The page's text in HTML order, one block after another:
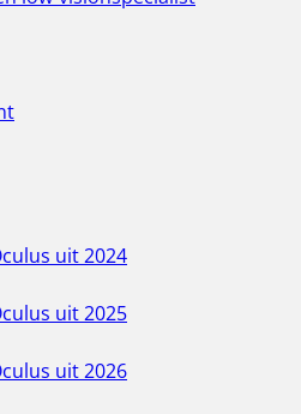
uit 2024
uit 2025
uit 2026